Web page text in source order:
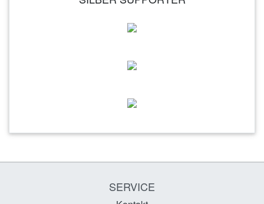
SERVICE